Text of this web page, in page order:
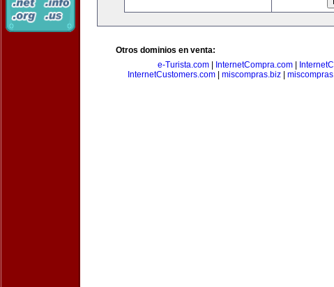
Otros dominios en venta:
e-Turista.com
InternetCompra.com
InternetCustomers.com| miscompras.biz|